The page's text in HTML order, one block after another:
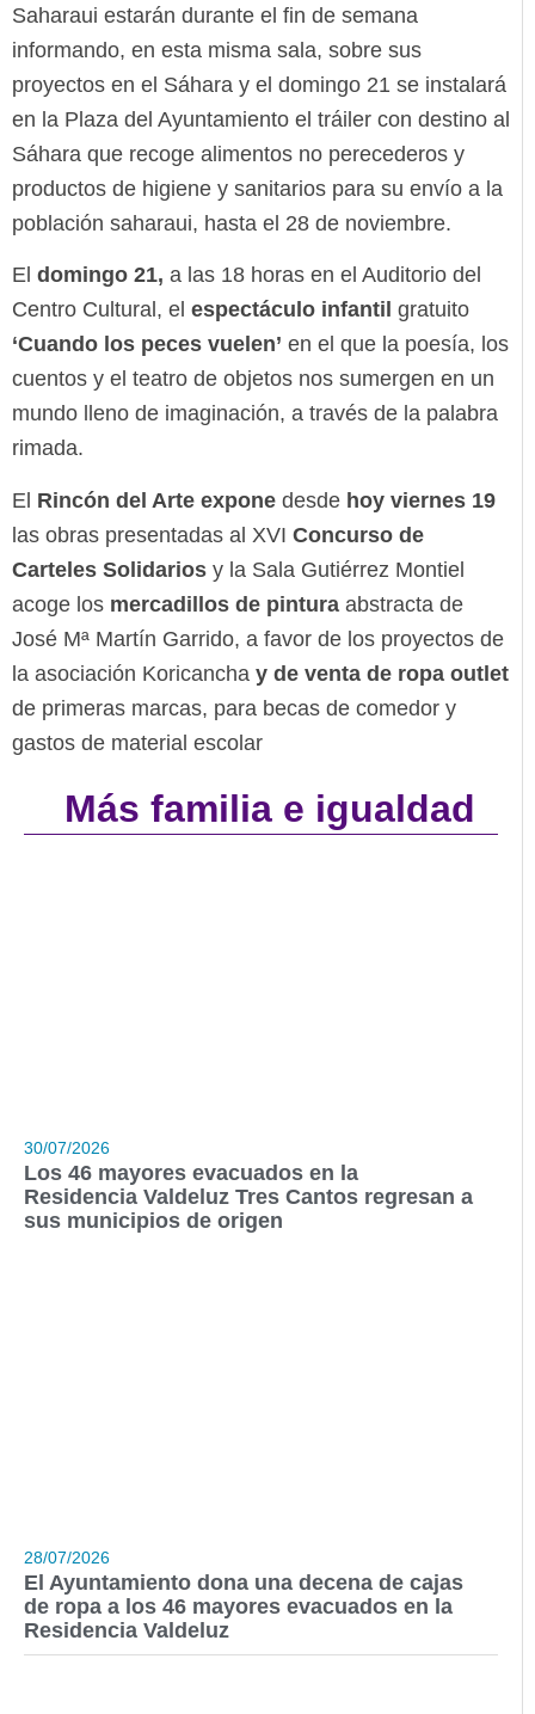
Saharaui estarán durante el fin de semana
informando, en esta misma sala, sobre sus
proyectos en el Sáhara y el domingo 21 se instalará
en la Plaza del Ayuntamiento el tráiler con destino al
Sáhara que recoge alimentos no perecederos y
productos de higiene y sanitarios para su envío a la
población saharaui, hasta el 28 de noviembre.
El domingo 21, a las 18 horas en el Auditorio del
Centro Cultural, el espectáculo infantil gratuito
‘Cuando los peces vuelen’ en el que la poesía, los
cuentos y el teatro de objetos nos sumergen en un
mundo lleno de imaginación, a través de la palabra
rimada.
El Rincón del Arte expone desde hoy viernes 19
las obras presentadas al XVI Concurso de
Carteles Solidarios y la Sala Gutiérrez Montiel
acoge los mercadillos de pintura abstracta de
José Mª Martín Garrido, a favor de los proyectos de
la asociación Koricancha y de venta de ropa outlet
de primeras marcas, para becas de comedor y
gastos de material escolar
Más familia e igualdad
30/07/2026
Los 46 mayores evacuados en la
Residencia Valdeluz Tres Cantos regresan a
sus municipios de origen
28/07/2026
El Ayuntamiento dona una decena de cajas
de ropa a los 46 mayores evacuados en la
Residencia Valdeluz